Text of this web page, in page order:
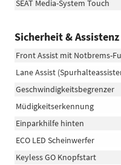
SEAT Media-System Touch
Sicherheit & Assistenz
Front Assist mit Notbrems-
Lane Assist
Geschwindigkeitsbegrenzer
Müdigkeitserkennung
Einparkhilfe hinten
ECO LED Scheinwerfer
Keyless GO Knopfstart